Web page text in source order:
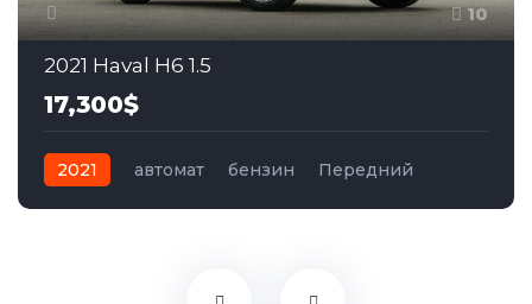
10
2021 Haval H6 1.5
17,300$
2021 автомат бензин Передний